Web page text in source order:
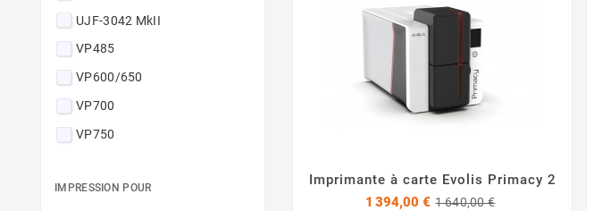
UJF-3042 MkII
VP485
VP600/650
VP700
VP750
IMPRESSION POUR
Imprimante à carte Evolis Primacy 2
1 394,00 € 1 640,00 €